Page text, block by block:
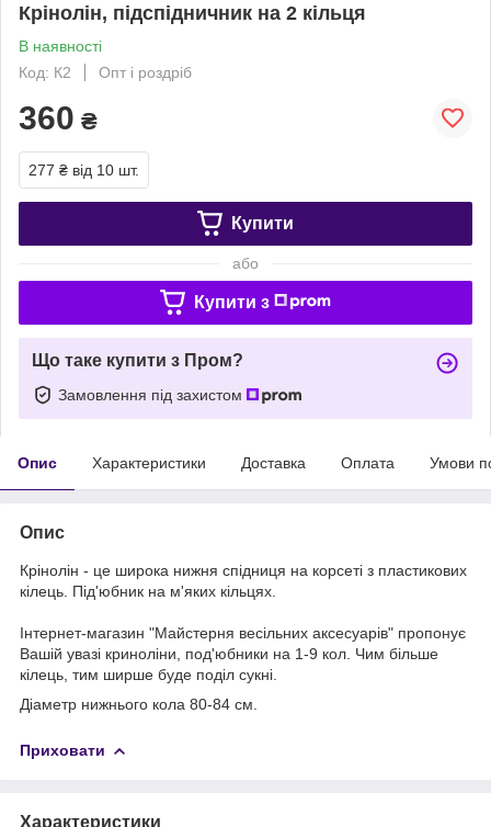
Крінолін, підспідничник на 2 кільця
В наявності
Код: К2
Опт і роздріб
360 ₴
277 ₴ від 10 шт.
Купити
або
Купити з
Що таке купити з Пром?
Замовлення під захистом
Опис Характеристики Доставка Оплата Умови
Опис
Крінолін - це широка нижня спідниця на корсеті з пластикових
кілець. Під'юбник на м'яких кільцях.
Інтернет-магазин "Майстерня весільних аксесуарів" пропонує
Вашій увазі криноліни, под'юбники на 1-9 кол. Чим більше
кілець, тим ширше буде поділ сукні.
Діаметр нижнього кола 80-84 см.
Приховати
Характеристики